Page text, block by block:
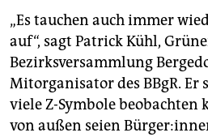
„Es tauchen auch immer
auf“, sagt Patrick Kühl,
Bezirksversammlung
Mitorganisator des BBgR. Er
viele Z-Symbole beobachten
von außen seien